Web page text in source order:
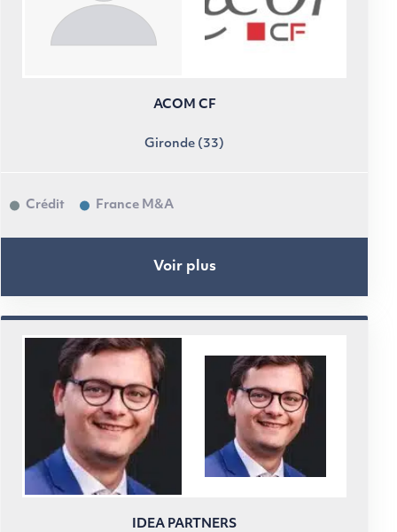
ACOM CF
Gironde (33)
Crédit France M&A
Voir plus
IDEA PARTNERS